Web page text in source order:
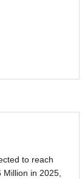
to reach
in 2025,